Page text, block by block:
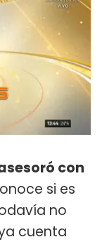
con
si es
no
cuenta